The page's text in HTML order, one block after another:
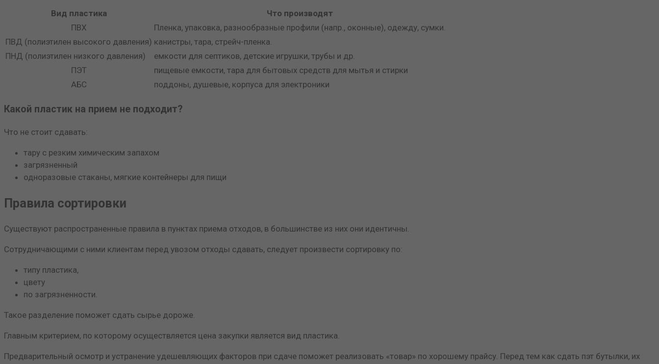
Вид пластика
Что производят
ПВХ
Пленка, упаковка, разнообразные профили (напр., оконные), одежду, сумки.
ПВД (полиэтилен высокого давления) канистры, тара, стрейч-пленка.
ПНД (полиэтилен низкого давления)
емкости для септиков, детские игрушки, трубы и др.
ПЭТ
пищевые емкости, тара для бытовых средств для мытья и стирки
АБС
поддоны, душевые, корпуса для электроники
Какой пластик на прием не подходит?
Что не стоит сдавать:
тару с резким химическим запахом
загрязненный
одноразовые стаканы, мягкие контейнеры для пищи
Правила сортировки
Существуют распространенные правила в пунктах приема отходов, в большинстве из них они идентичны.
Сотрудничающими с ними клиентам перед увозом отходы сдавать, следует произвести сортировку по:
типу пластика,
цвету
по загрязненности.
Такое разделение поможет сдать сырье дороже.
Главным критерием, по которому осуществляется цена закупки является вид пластика.
Предварительный осмотр и устранение удешевляющих факторов при сдаче поможет реализовать «товар» по хорошему прайсу. Перед тем как сдать пэт бутылки, их